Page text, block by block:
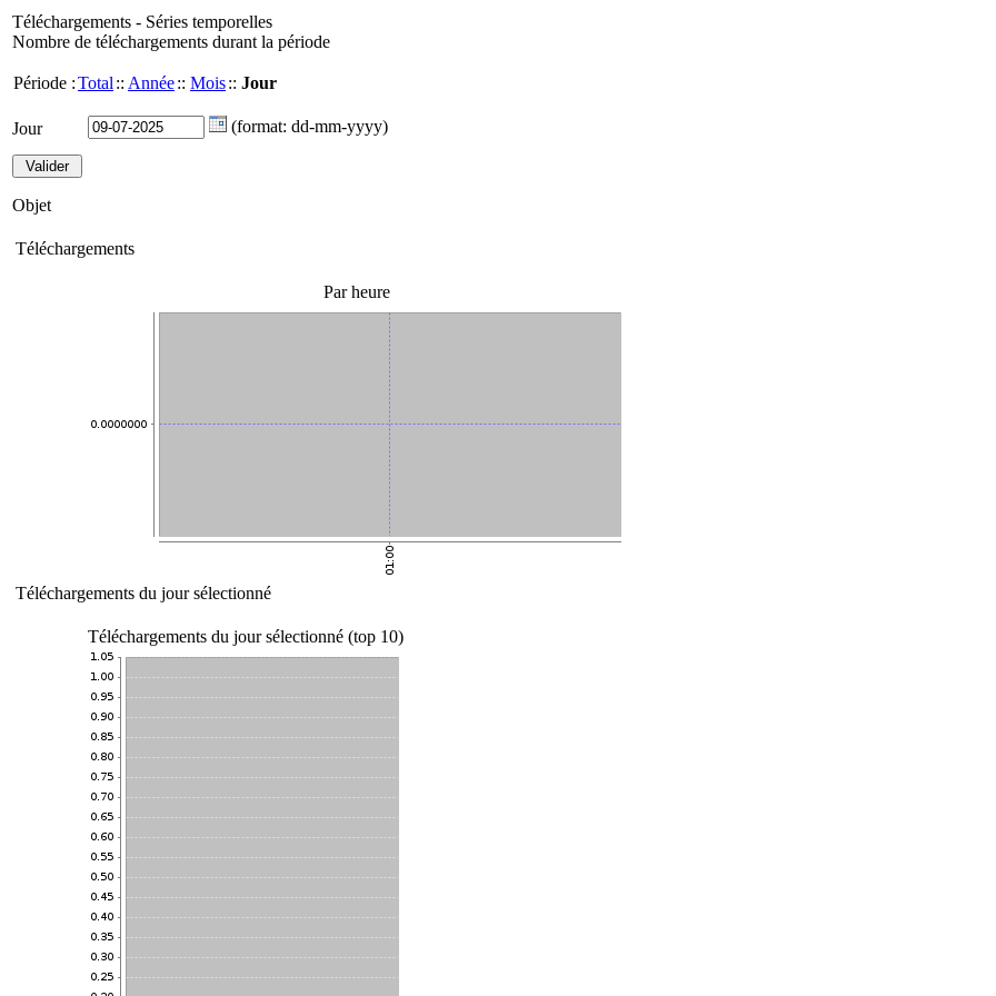
Téléchargements - Séries temporelles
Nombre de téléchargements durant la période
Période :Total :: Année:: Mois:: Jour
Jour (format: dd-mm-yyyy)
Objet
Téléchargements
Par heure
Téléchargements du jour sélectionné
Téléchargements du jour sélectionné (top 10)